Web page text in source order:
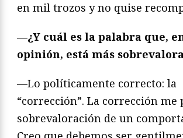
en mil trozos y no quise
—¿Y cuál es la palabra que,
opinión, está más
—Lo políticamente correcto: la
“corrección”. La corrección me
sobrevaloración de un